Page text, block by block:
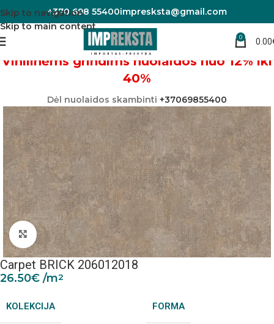
Skip to navigation
Skip to main content
+370 698 55400impresksta@gmail.com
0 0.00
Pradžia Linoleumas/PVC danga
Vinilinėms grindims nuolaidos nuo 12% iki
40%
Dėl nuolaidos skambinti +37069855400
Padidinti nuotrauką
Carpet BRICK 206012018
26.50€ /m2
KOLEKCIJA FORMA